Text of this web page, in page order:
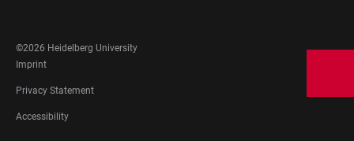
MEDIA
©2026 Heidelberg University
FOOTER
LEGAL
Imprint
Privacy Statement
Accessibility